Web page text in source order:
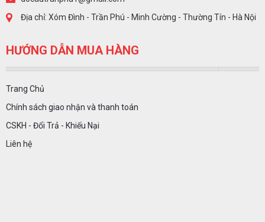
Địa chỉ: Xóm Đình - Trần Phú - Minh Cường - Thường Tín - Hà Nội
HƯỚNG DẪN MUA HÀNG
Trang Chủ
Chính sách giao nhận và thanh toán
CSKH - Đổi Trả - Khiếu Nại
Liên hệ